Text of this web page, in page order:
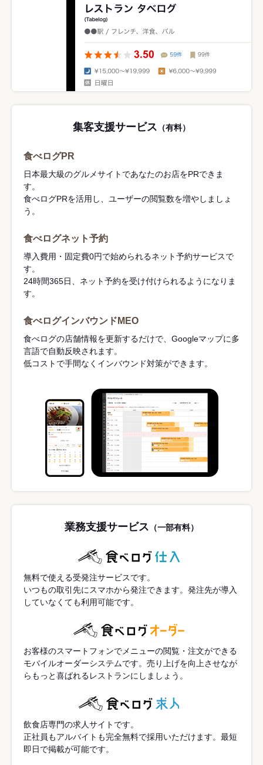
集客支援サービス （有料）
食べログPR
日本最大級のグルメサイトであなたのお店をPRできま
す。
食べログPRを活用し、ユーザーの閲覧数を増やしましょ
う。
食べログネット予約
導入費用・固定費0円で始められるネット予約サービスで
す。
24時間365日、ネット予約を受け付けられるようになりま
す。
食べログインバウンドMEO
食べログの店舗情報を更新するだけで、Googleマップに多
言語で自動反映されます。
低コストで手間なくインバウンド対策ができます。
業務支援サービス （一部有料）
無料で使える受発注サービスです。
いつもの取引先にスマホから発注できます。発注先が導入
していなくても利用可能です。
お客様のスマートフォンでメニューの閲覧・注文ができる
モバイルオーダーシステムです。売り上げを向上させなが
らもっと喜ばれるレストランにしましょう。
飲食店専門の求人サイトです。
正社員もアルバイトも完全無料で採用いただけます。最短
即日で掲載が可能です。